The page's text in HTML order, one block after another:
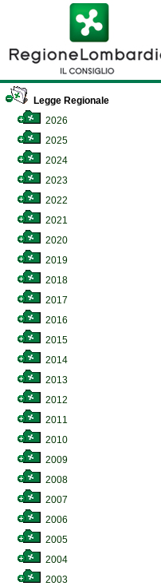
Legge Regionale
2026
2025
2024
2023
2022
2021
2020
2019
2018
2017
2016
2015
2014
2013
2012
2011
2010
2009
2008
2007
2006
2005
2004
2003